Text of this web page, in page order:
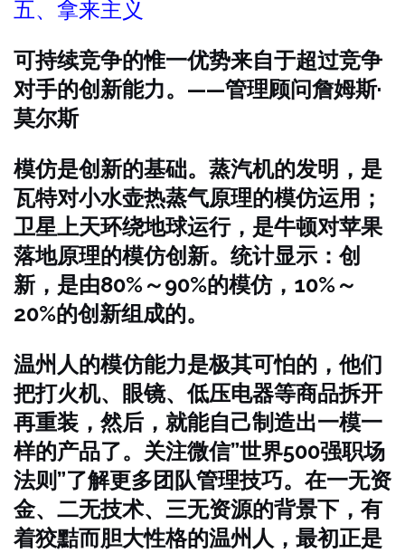
五、拿来主义
可持续竞争的惟一优势来自于超过竞争
对手的创新能力。——管理顾问詹姆斯·
莫尔斯
模仿是创新的基础。蒸汽机的发明，是
瓦特对小水壶热蒸气原理的模仿运用；
卫星上天环绕地球运行，是牛顿对苹果
落地原理的模仿创新。统计显示：创
新，是由80%～90%的模仿，10%～
20%的创新组成的。
温州人的模仿能力是极其可怕的，他们
把打火机、眼镜、低压电器等商品拆开
再重装，然后，就能自己制造出一模一
样的产品了。关注微信”世界500强职场
法则”了解更多团队管理技巧。在一无资
金、二无技术、三无资源的背景下，有
着狡黠而胆大性格的温州人，最初正是